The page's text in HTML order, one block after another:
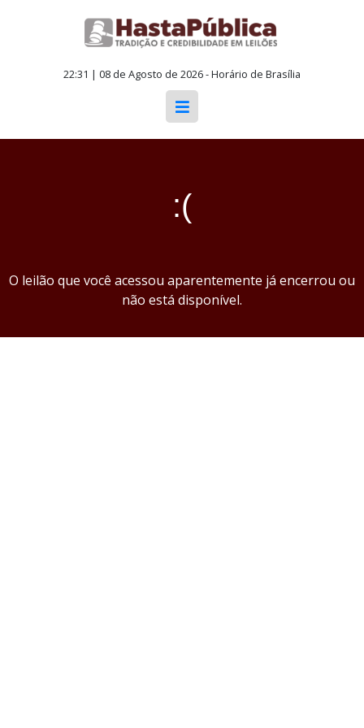
22:31 | 08 de Agosto de 2026 - Horário de Brasília
:(
O leilão que você acessou aparentemente já encerrou ou
não está disponível.